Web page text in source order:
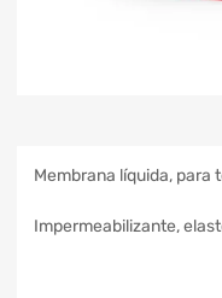
Membrana líquida, para
Impermeabilizante,